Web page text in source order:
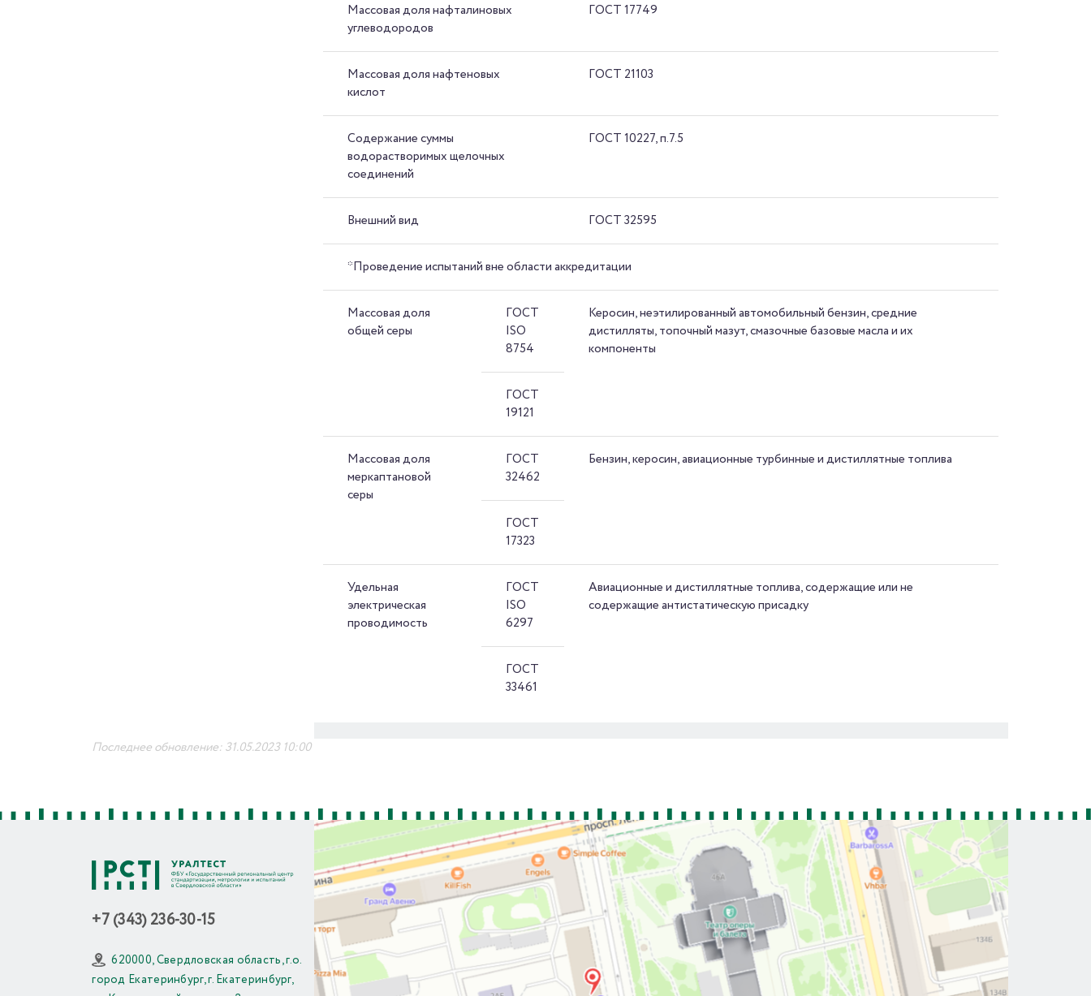
Массовая доля нафталиновых
углеводородов
ГОСТ 17749
Массовая доля нафтеновых
кислот
ГОСТ 21103
Содержание суммы
водорастворимых щелочных
соединений
ГОСТ 10227, п.7.5
Внешний вид ГОСТ 32595
*Проведение испытаний вне области аккредитации
Массовая доля
общей серы
ГОСТ
ISO
8754
Керосин, неэтилированный автомобильный бензин, средние
дистилляты, топочный мазут, смазочные базовые масла и их
компоненты
ГОСТ
19121
Массовая доля
меркаптановой
серы
ГОСТ
32462
Бензин, керосин, авиационные турбинные и дистиллятные топлива
ГОСТ
17323
Удельная
электрическая
проводимость
ГОСТ
ISO
6297
Авиационные и дистиллятные топлива, содержащие или не
содержащие антистатическую присадку
ГОСТ
33461
Последнее обновление: 31.05.2023 10:00
+7 (343) 236-30-15
620000, Свердловская область, г.о.
город Екатеринбург, г. Екатеринбург,